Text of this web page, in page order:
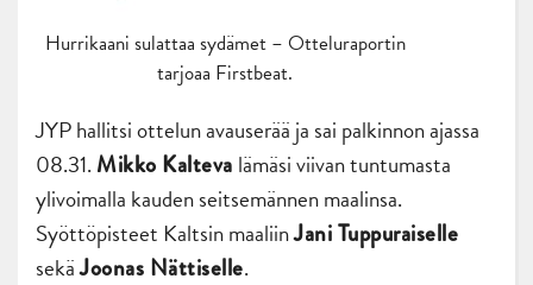
Hurrikaani sulattaa sydämet – Otteluraportin
tarjoaa Firstbeat.
JYP hallitsi ottelun avauserää ja sai palkinnon ajassa
08.31. Mikko Kalteva lämäsi viivan tuntumasta
ylivoimalla kauden seitsemännen maalinsa.
Syöttöpisteet Kaltsin maaliinJani Tuppuraiselle
sekäJoonas Nättiselle.